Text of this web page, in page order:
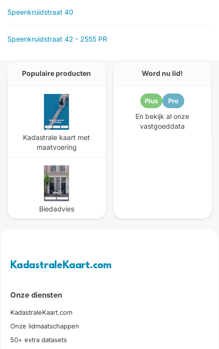
Speenkruidstraat 40
Speenkruidstraat 42 - 2555 PR
Populaire producten
Kadastrale kaart met
maatvoering
Biedadvies
Word nu lid!
Plus Pro
En bekijk al onze
vastgoeddata
KadastraleKaart.com
Onze diensten
KadastraleKaart.com
Onze lidmaatschappen
50+ extra datasets